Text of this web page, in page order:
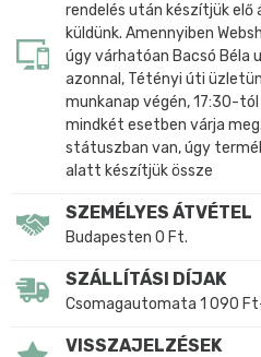
rendelés után készítjük
küldünk. Amennyiben
úgy várhatóan Bacsó
azonnal, Tétényi úti
munkanap végén, 17:30-
mindkét esetben várja
státuszban van, úgy
alatt készítjük össze
SZEMÉLYES ÁTVÉTEL
Budapesten 0 Ft.
SZÁLLÍTÁSI DÍJAK
Csomagautomata 1 090
VISSZAJELZÉSEK